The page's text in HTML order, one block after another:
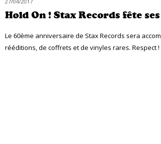
Hold On ! Stax Records fête ses
Le 60ème anniversaire de Stax Records sera
rééditions, de coffrets et de vinyles rares. Respect !